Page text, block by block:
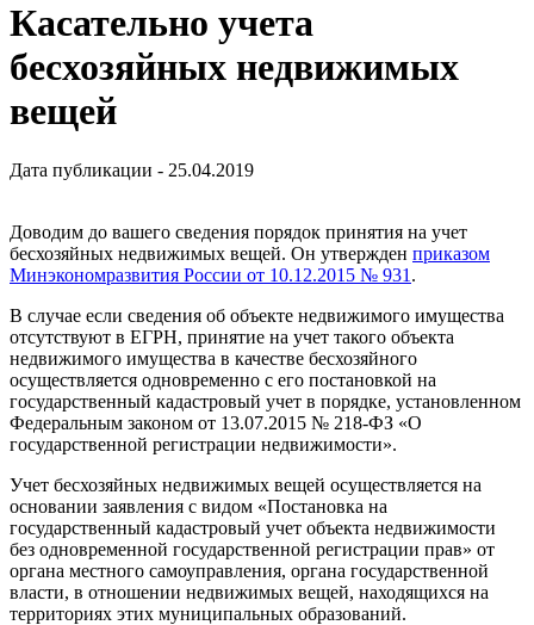
Касательно учета
бесхозяйных недвижимых
вещей
Дата публикации - 25.04.2019
Доводим до вашего сведения порядок принятия на учет
бесхозяйных недвижимых вещей. Он утвержден приказом
Минэкономразвития России от 10.12.2015 № 931 .
В случае если сведения об объекте недвижимого имущества
отсутствуют в ЕГРН, принятие на учет такого объекта
недвижимого имущества в качестве бесхозяйного
осуществляется одновременно с его постановкой на
государственный кадастровый учет в порядке, установленном
Федеральным законом от 13.07.2015 № 218-ФЗ «О
государственной регистрации недвижимости».
Учет бесхозяйных недвижимых вещей осуществляется на
основании заявления с видом «Постановка на
государственный кадастровый учет объекта недвижимости
без одновременной государственной регистрации прав» от
органа местного самоуправления, органа государственной
власти, в отношении недвижимых вещей, находящихся на
территориях этих муниципальных образований.